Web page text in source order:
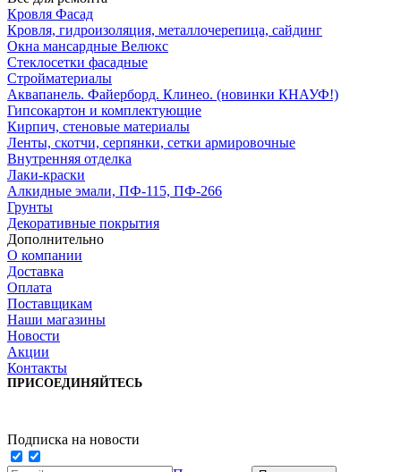
Кровля Фасад
Кровля, гидроизоляция, металлочерепица, сайдинг
Окна мансардные Велюкс
Стеклосетки фасадные
Стройматериалы
Аквапанель. Файерборд. Клинео. (новинки КНАУФ!)
Гипсокартон и комплектующие
Кирпич, стеновые материалы
Ленты, скотчи, серпянки, сетки армировочные
Внутренняя отделка
Лаки-краски
Алкидные эмали, ПФ-115, ПФ-266
Грунты
Декоративные покрытия
Дополнительно
О компании
Доставка
Оплата
Поставщикам
Наши магазины
Новости
Акции
Контакты
ПРИСОЕДИНЯЙТЕСЬ
Подписка на новости